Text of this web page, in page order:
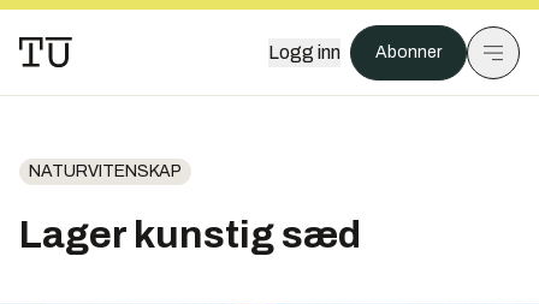
Logg inn Abonner
NATURVITENSKAP
Lager kunstig sæd